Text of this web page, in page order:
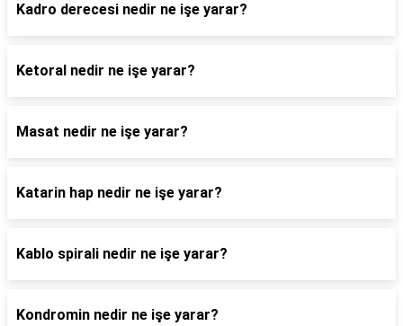
Kadro derecesi nedir ne işe yarar?
Ketoral nedir ne işe yarar?
Masat nedir ne işe yarar?
Katarin hap nedir ne işe yarar?
Kablo spirali nedir ne işe yarar?
Kondromin nedir ne işe yarar?